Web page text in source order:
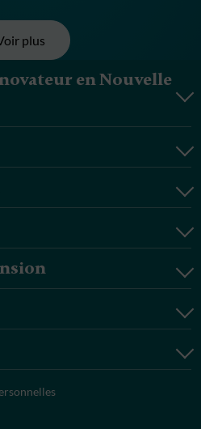
plus
en Nouvelle